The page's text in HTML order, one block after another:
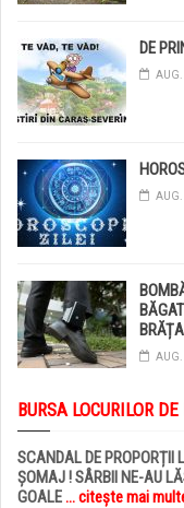
DE
BURSA LOCURILOR
SCANDAL DE PROPORȚII
ȘOMAJ ! SÂRBII NE-AU
GOALE... citește mai